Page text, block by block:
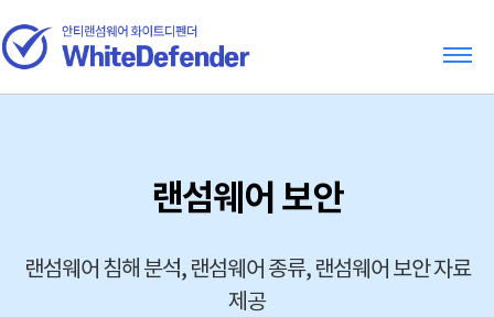
랜섬웨어 보안
랜섬웨어 침해 분석, 랜섬웨어 종류, 랜섬웨어 보안 자료
제공